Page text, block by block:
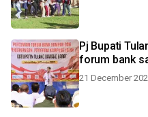
Pj Bupati
forum bank
21 December